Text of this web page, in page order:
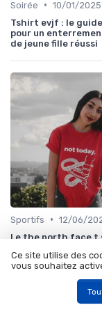
Soirée • 10/01/2025
Tshirt evjf : le
pour un
de jeune fille réussi
Sportifs • 12/06/
Le the north face t
outdoor
Ce site utilise des
vous souhaitez